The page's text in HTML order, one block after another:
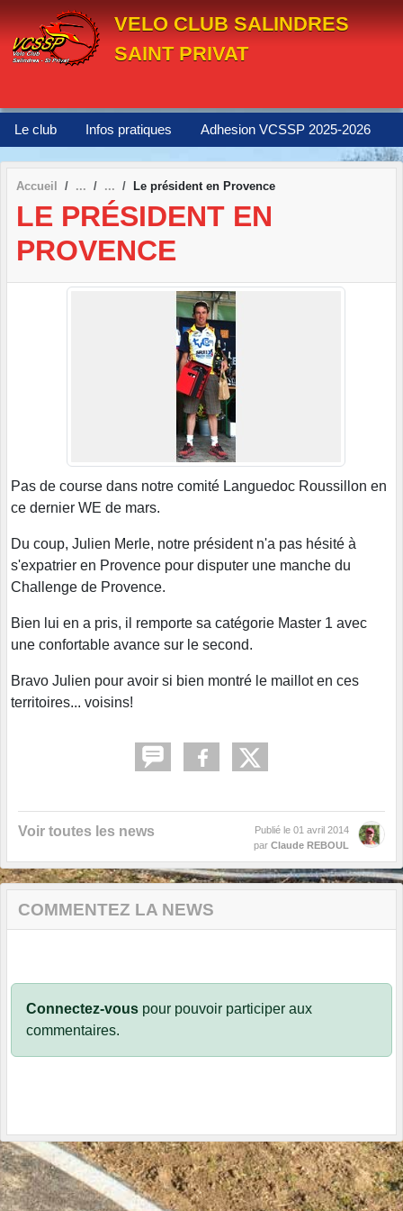
VELO CLUB SALINDRES
SAINT PRIVAT
Le club Infos pratiques Adhesion VCSSP 2025-2026
Accueil Le président en Provence
LE PRÉSIDENT EN
PROVENCE
Pas de course dans notre comité Languedoc Roussillon en
ce dernier WE de mars.
Du coup, Julien Merle, notre président n'a pas hésité à
s'expatrier en Provence pour disputer une manche du
Challenge de Provence.
Bien lui en a pris, il remporte sa catégorie Master 1 avec
une confortable avance sur le second.
Bravo Julien pour avoir si bien montré le maillot en ces
territoires... voisins!
Voir toutes les news Publié le 01 avril 2014
par Claude REBOUL
COMMENTEZ LA NEWS
Connectez-vous pour pouvoir participer aux
commentaires.
Panneau de gestion des cookies